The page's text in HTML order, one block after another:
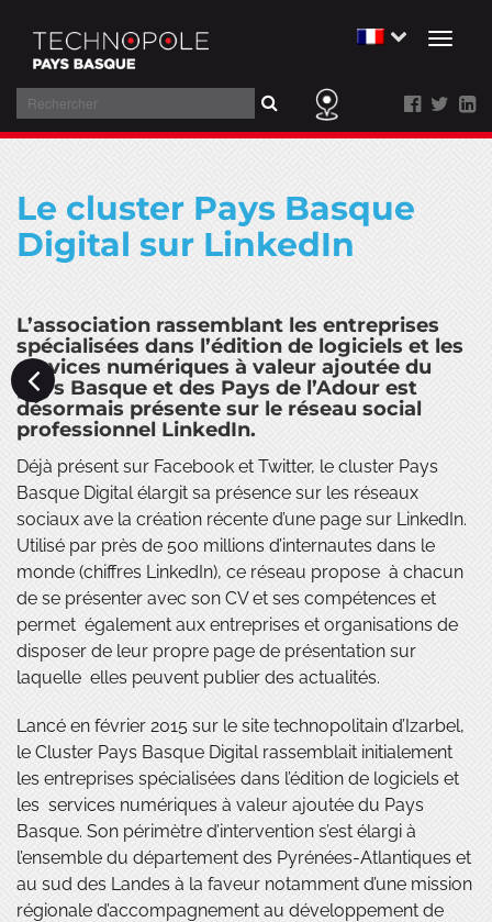
contenu
Toggle
Rechercher
Le cluster Pays Basque
Digital sur LinkedIn
L’association rassemblant les entreprises
spécialisées dans l’édition de logiciels et les
services numériques à valeur ajoutée du
pays Basque et des Pays de l’Adour est
désormais présente sur le réseau social
professionnel LinkedIn.
Déjà présent sur Facebook et Twitter, le cluster Pays
Basque Digital élargit sa présence sur les réseaux
sociaux ave la création récente d’une page sur LinkedIn.
Utilisé par près de 500 millions d’internautes dans le
monde (chiffres LinkedIn), ce réseau propose à chacun
de se présenter avec son CV et ses compétences et
permet également aux entreprises et organisations de
disposer de leur propre page de présentation sur
laquelle elles peuvent publier des actualités.
Lancé en février 2015 sur le site technopolitain d’Izarbel,
le Cluster Pays Basque Digital rassemblait initialement
les entreprises spécialisées dans l’édition de logiciels et
les services numériques à valeur ajoutée du Pays
Basque. Son périmètre d’intervention s’est élargi à
l’ensemble du département des Pyrénées-Atlantiques et
au sud des Landes à la faveur notamment d’une mission
régionale d’accompagnement au développement de